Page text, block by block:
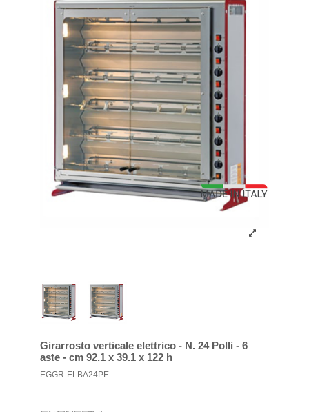
Girarrosto verticale elettrico - N. 24 Polli - 6
aste - cm 92.1 x 39.1 x 122 h
EGGR-ELBA24PE